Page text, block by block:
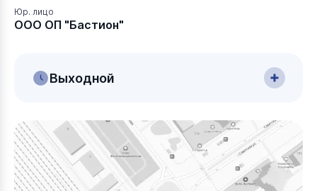
Юр. лицо
ООО ОП "Бастион"
Выходной